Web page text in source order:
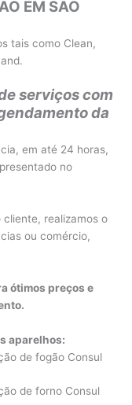
EM SÃO
tais como Clean,
serviços com
da
em até 24 horas,
no
realizamos o
ou comércio,
ótimos preços e
aparelhos:
de fogão Consul
de forno Consul